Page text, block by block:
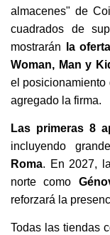
almacenes" de
cuadrados de
mostrarán
la
Woman, Man y
el posicionamiento
agregado la firma.
Las primeras 8
incluyendo
Roma. En 2027,
norte como
reforzará la
Todas las tiendas